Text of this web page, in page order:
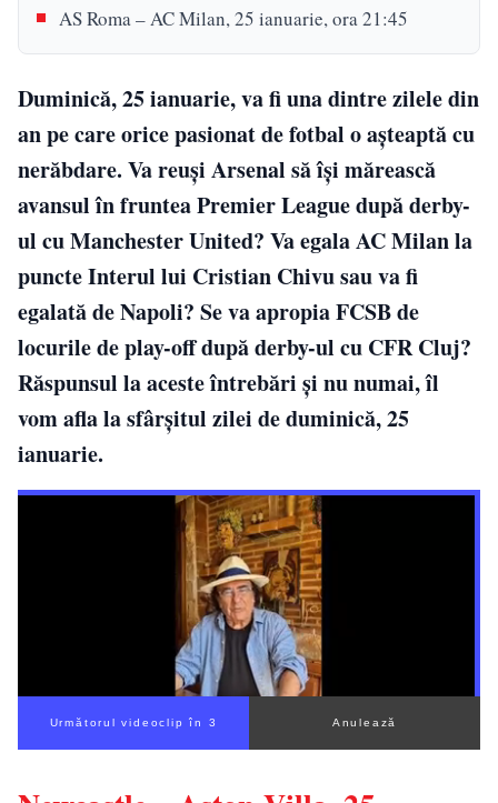
AS Roma – AC Milan, 25 ianuarie, ora 21:45
Duminică, 25 ianuarie, va fi una dintre zilele din
an pe care orice pasionat de fotbal o așteaptă cu
nerăbdare. Va reuși Arsenal să își mărească
avansul în fruntea Premier League după derby-
ul cu Manchester United? Va egala AC Milan la
puncte Interul lui Cristian Chivu sau va fi
egalată de Napoli? Se va apropia FCSB de
locurile de play-off după derby-ul cu CFR Cluj?
Răspunsul la aceste întrebări și nu numai, îl
vom afla la sfârșitul zilei de duminică, 25
ianuarie.
Următorul videoclip în 2 Anulează